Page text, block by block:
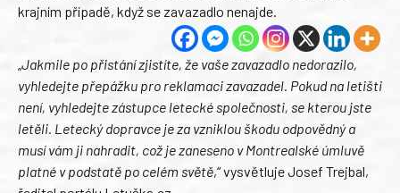
krajním případě, když se zavazadlo nenajde.
„Jakmile po přistání zjistíte, že vaše zavazadlo nedorazilo,
vyhledejte přepážku pro reklamaci zavazadel. Pokud na letišti
není, vyhledejte zástupce letecké společnosti, se kterou jste
letěli. Letecký dopravce je za vzniklou škodu odpovědný a
musí vám ji nahradit, což je zaneseno v Montrealské úmluvě
platné v podstatě po celém světě,“ vysvětluje Josef Trejbal,